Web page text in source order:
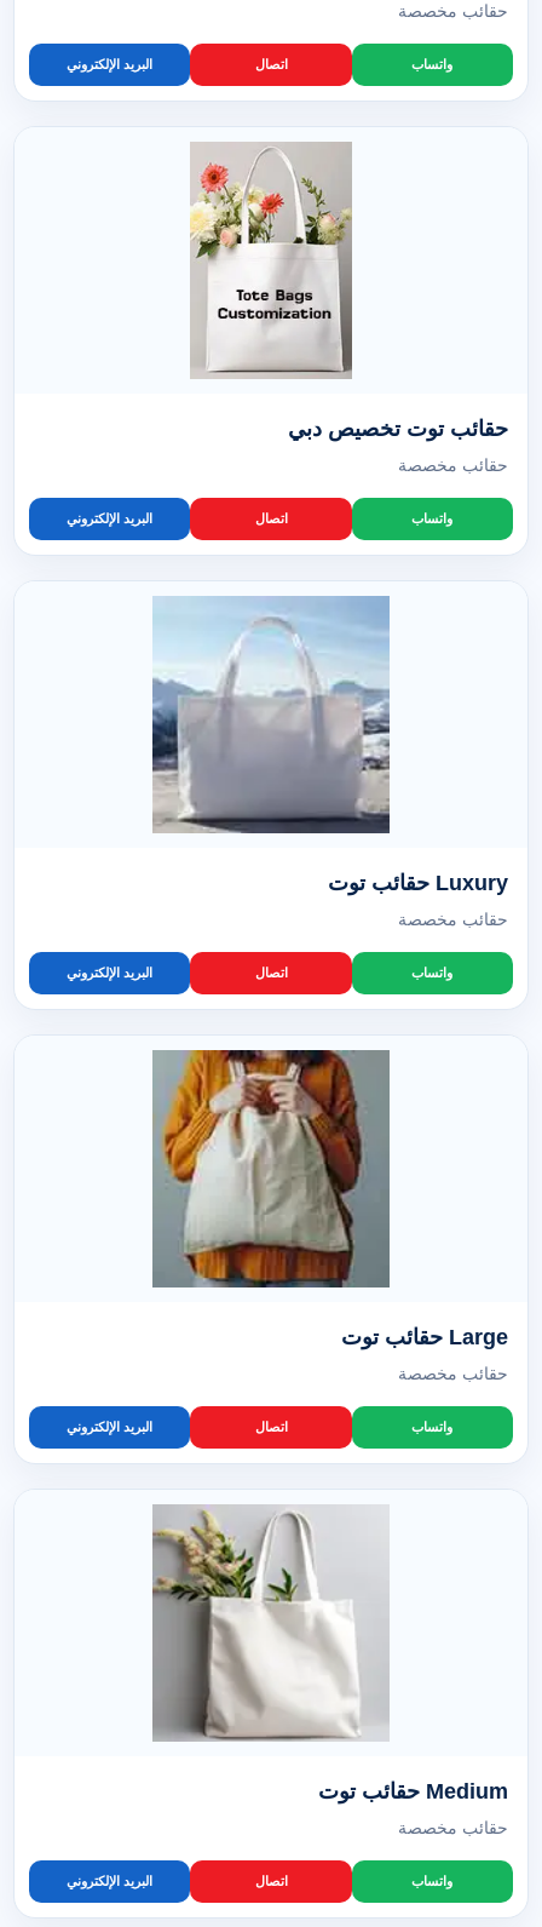
حقائب مخصصة
واتساب اتصال البريد الإلكتروني
حقائب توت تخصيص دبي
حقائب مخصصة
واتساب اتصال البريد الإلكتروني
Luxury حقائب توت
حقائب مخصصة
واتساب اتصال البريد الإلكتروني
Large حقائب توت
حقائب مخصصة
واتساب اتصال البريد الإلكتروني
Medium حقائب توت
حقائب مخصصة
واتساب اتصال البريد الإلكتروني